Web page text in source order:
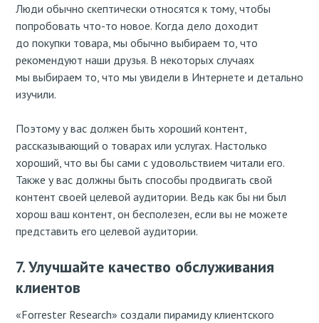
Люди обычно скептически относятся к тому, чтобы
попробовать что-то новое. Когда дело доходит
до покупки товара, мы обычно выбираем то, что
рекомендуют наши друзья. В некоторых случаях
мы выбираем то, что мы увидели в Интернете и детально
изучили.
Поэтому у вас должен быть хороший контент,
рассказывающий о товарах или услугах. Настолько
хороший, что вы бы сами с удовольствием читали его.
Также у вас должны быть способы продвигать свой
контент своей целевой аудитории. Ведь как бы ни был
хорош ваш контент, он бесполезен, если вы не можете
представить его целевой аудитории.
7. Улучшайте качество обслуживания
клиентов
«Forrester Research» создали пирамиду клиентского